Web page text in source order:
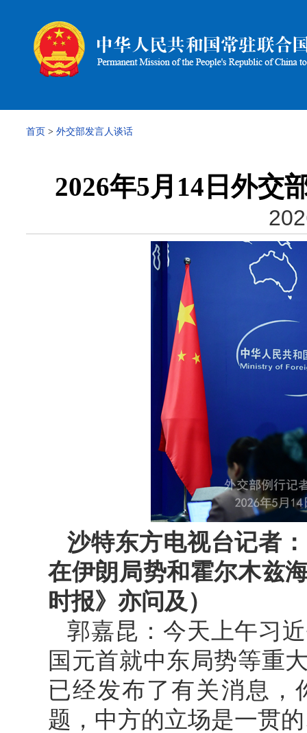
首页 > 外交部发言人谈话
2026年5月14日外交
沙特东方电视台记者
在伊朗局势和霍尔木兹
时报》亦问及）
郭嘉昆：今天上午习
国元首就中东局势等重
已经发布了有关消息，
题，中方的立场是一贯